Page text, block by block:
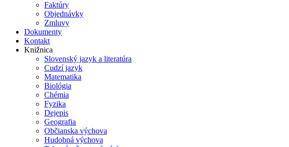
Faktúry
Objednávky
Zmluvy
Dokumenty
Kontakt
Knižnica
Slovenský jazyk a literatúra
Cudzí jazyk
Matematika
Biológia
Chémia
Fyzika
Dejepis
Geografia
Občianska výchova
Hudobná výchova